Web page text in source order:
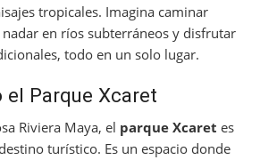
tropicales. Imagina caminar
en ríos subterráneos y disfrutar
todo en un solo lugar.
el Parque Xcaret
Riviera Maya, el parque Xcaret es
turístico. Es un espacio donde